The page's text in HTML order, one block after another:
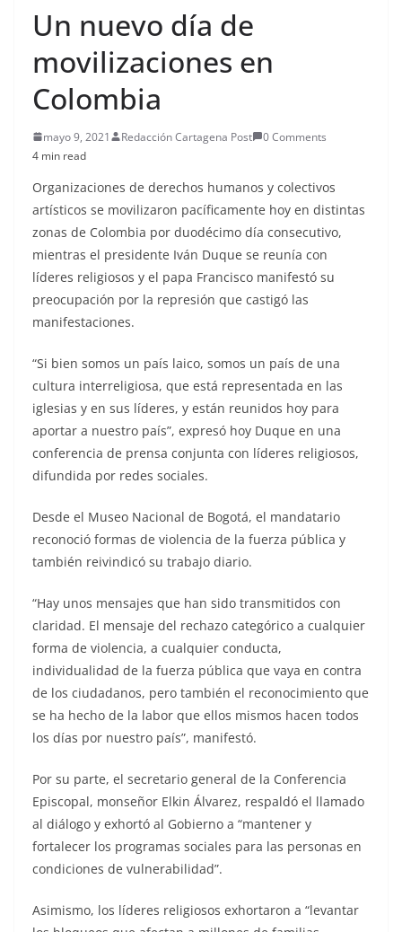
Un nuevo día de
movilizaciones en
Colombia
mayo 9, 2021 Redacción Cartagena Post
0 Comments
4 min read
Organizaciones de derechos humanos y colectivos
artísticos se movilizaron pacíficamente hoy en distintas
zonas de Colombia por duodécimo día consecutivo,
mientras el presidente Iván Duque se reunía con
líderes religiosos y el papa Francisco manifestó su
preocupación por la represión que castigó las
manifestaciones.
“Si bien somos un país laico, somos un país de una
cultura interreligiosa, que está representada en las
iglesias y en sus líderes, y están reunidos hoy para
aportar a nuestro país”, expresó hoy Duque en una
conferencia de prensa conjunta con líderes religiosos,
difundida por redes sociales.
Desde el Museo Nacional de Bogotá, el mandatario
reconoció formas de violencia de la fuerza pública y
también reivindicó su trabajo diario.
“Hay unos mensajes que han sido transmitidos con
claridad. El mensaje del rechazo categórico a cualquier
forma de violencia, a cualquier conducta,
individualidad de la fuerza pública que vaya en contra
de los ciudadanos, pero también el reconocimiento que
se ha hecho de la labor que ellos mismos hacen todos
los días por nuestro país”, manifestó.
Por su parte, el secretario general de la Conferencia
Episcopal, monseñor Elkin Álvarez, respaldó el llamado
al diálogo y exhortó al Gobierno a “mantener y
fortalecer los programas sociales para las personas en
condiciones de vulnerabilidad”.
Asimismo, los líderes religiosos exhortaron a “levantar